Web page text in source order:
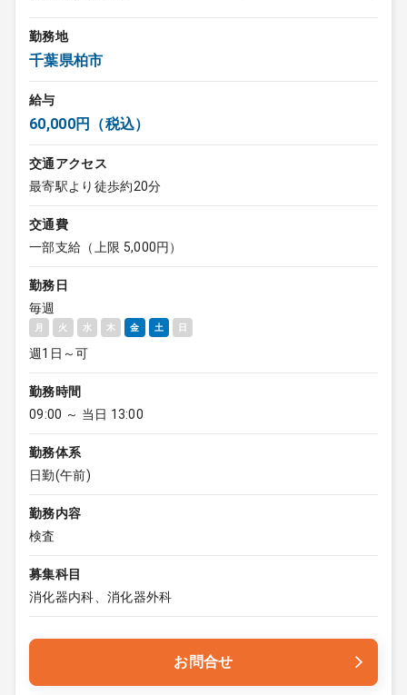
勤務地
千葉県柏市
給与
60,000円（税込）
交通アクセス
最寄駅より徒歩約20分
交通費
一部支給（上限 5,000円）
勤務日
毎週
月 火 水 木 金 土 日
週1日～可
勤務時間
09:00 ～ 当日 13:00
勤務体系
日勤(午前)
勤務内容
検査
募集科目
消化器内科、消化器外科
お問合せ